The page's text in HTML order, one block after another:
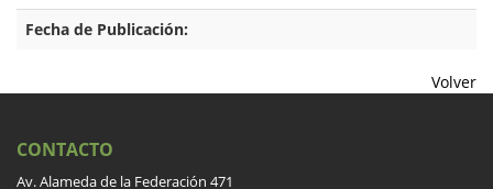
Fecha de Publicación:
Volver
CONTACTO
Av. Alameda de la Federación 471